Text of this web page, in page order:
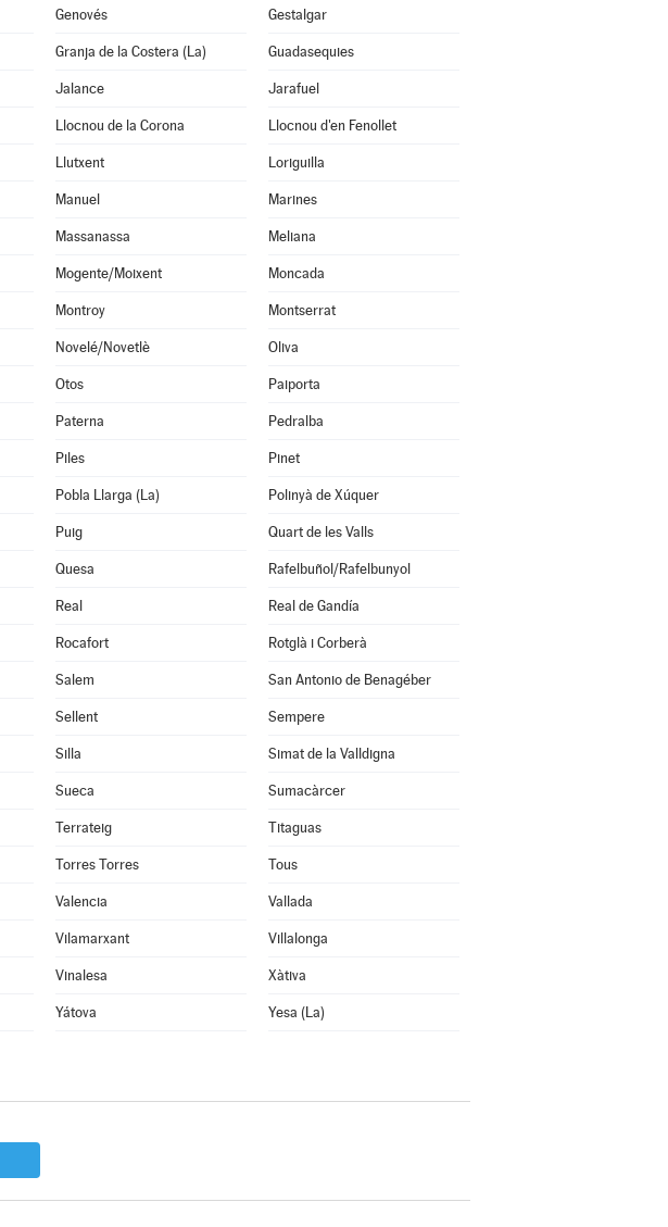
Genovés Gestalgar
Granja de la Costera (La) Guadasequies
Jalance Jarafuel
Llocnou de la Corona Llocnou d'en Fenollet
Llutxent Loriguilla
Manuel Marines
Massanassa Meliana
Mogente/Moixent Moncada
Montroy Montserrat
Novelé/Novetlè Oliva
Otos Paiporta
Paterna Pedralba
Piles Pinet
Pobla Llarga (La) Polinyà de Xúquer
Puig Quart de les Valls
Quesa Rafelbuñol/Rafelbunyol
Real Real de Gandía
Rocafort Rotglà i Corberà
Salem San Antonio de Benagéber
Sellent Sempere
Silla Simat de la Valldigna
Sueca Sumacàrcer
Terrateig Titaguas
Torres Torres Tous
Valencia Vallada
Vilamarxant Villalonga
Vinalesa Xàtiva
Yátova Yesa (La)